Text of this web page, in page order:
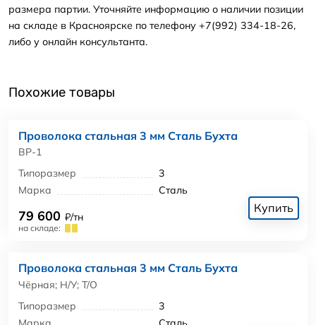
размера партии. Уточняйте информацию о наличии позиции
на складе в Красноярске по телефону +7(992) 334-18-26,
либо у онлайн консультанта.
Похожие товары
Проволока стальная 3 мм Сталь Бухта
ВР-1
Типоразмер
3
Марка
Сталь
79 600 ₽/тн
на складе:
Купить
Проволока стальная 3 мм Сталь Бухта
Чёрная; Н/У; Т/О
Типоразмер
3